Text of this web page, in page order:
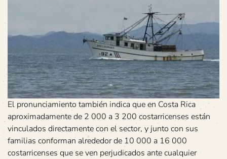
El pronunciamiento también indica que en Costa Rica
aproximadamente de 2 000 a 3 200 costarricenses están
vinculados directamente con el sector, y junto con sus
familias conforman alrededor de 10 000 a 16 000
costarricenses que se ven perjudicados ante cualquier